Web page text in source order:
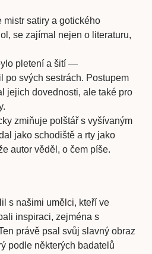
mistr satiry a gotického
se zajímal nejen o literaturu,
pletení a šití —
po svých sestrách. Postupem
jejich dovednosti, ale také pro
zmiňuje polštář s vyšívaným
jako schodiště a rty jako
autor věděl, o čem píše.
s našimi umělci, kteří ve
inspiraci, zejména s
právě psal svůj slavný obraz
podle některých badatelů